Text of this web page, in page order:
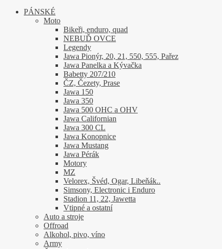
produktu
PÁNSKÉ
Moto
Bikeři, enduro, quad
NEBUĎ OVCE
Legendy
Jawa Pionýr, 20, 21, 550, 555, Pařez
Jawa Panelka a Kývačka
Babetty 207/210
ČZ, Čezety, Prase
Jawa 150
Jawa 350
Jawa 500 OHC a OHV
Jawa Californian
Jawa 300 CL
Jawa Konopnice
Jawa Mustang
Jawa Pérák
Motory
MZ
Velorex, Švéd, Ogar, Libeňák..
Simsony, Electronic i Enduro
Stadion 11, 22, Jawetta
Vtipné a ostatní
Auto a stroje
Offroad
Alkohol, pivo, víno
Army